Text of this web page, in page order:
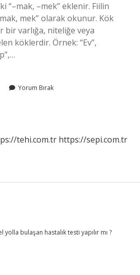
“–mak, –mek” eklenir. Fiilin
mek” olarak okunur. Kök
bir varlığa, niteliğe veya
köklerdir. Örnek: “Ev”,
Yorum Bırak
tehi.com.tr https://sepi.com.tr
bulaşan hastalık testi yapılır mı ?